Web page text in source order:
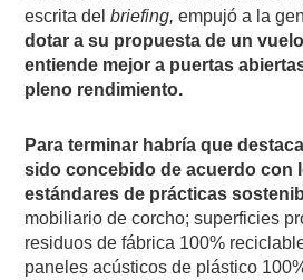
escrita delbriefing, empujó a la
dotar a su propuesta de un
entiende mejor a puertas
pleno rendimiento.
Para terminar habría que
sido concebido de acuerdo con
estándares de prácticas
mobiliario de corcho; superficies
residuos de fábrica 100%
paneles acústicos de plástico